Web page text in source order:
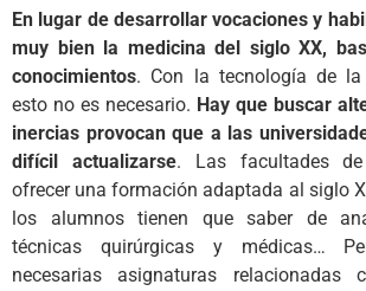
En lugar de desarrollar vocaciones y
muy bien la medicina del siglo XX,
conocimientos. Con la tecnología de la
esto no es necesario. Hay que buscar
inercias provocan que a las
difícil actualizarse. Las facultades de
ofrecer una formación adaptada al siglo
los alumnos tienen que saber de
técnicas quirúrgicas y médicas…
necesarias asignaturas relacionadas